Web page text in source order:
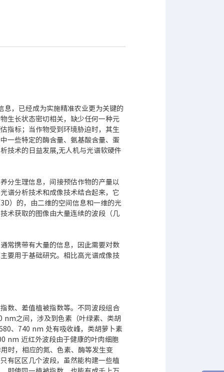
息，已经成为实施精准农业更为关键的
生长状态密切相关，缺少任何一种元
指标；当作物受到环境胁迫时，其生
一些特定的酶含量、氨基酸含量、蛋
技术的日益发展,无人机与光谱软硬件
分生理信息，间接预估作物的产量以
谱分析技术和成像技术结合起来，它
）的，由二维的空间信息和一维的光
术获取的图像由大量连续的波段（几
常携带有大量的信息，因此需要对数
要用于基础研究。相比高光谱成像技
数、差值植被指数等。不同波段组合
nm之间，涉及到色素（叶绿素、类胡
、740 nm 处有吸收峰，类胡萝卜素
nm 近红外波段由于健康的叶肉细胞
时，相应的氮、色素、酶等发生变
有区区几个波段，虽然能构建一些植